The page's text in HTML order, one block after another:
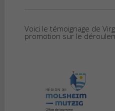
Voici le témoignage de
promotion sur le